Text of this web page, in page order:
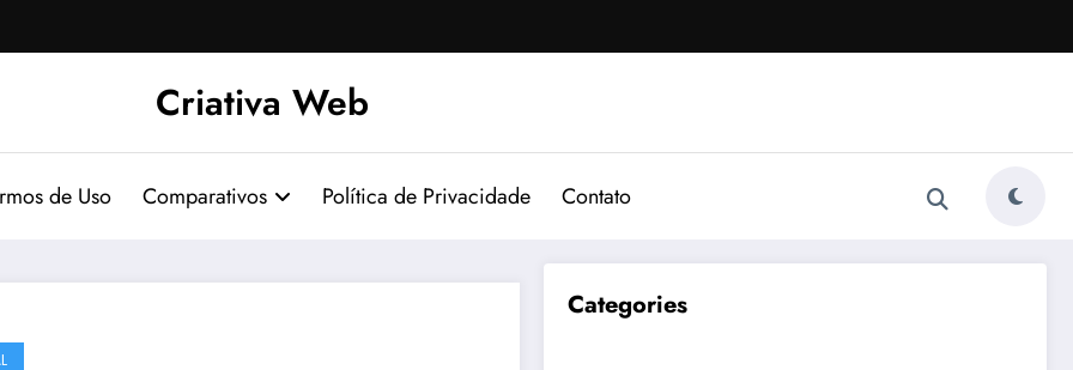
Criativa Web
de Uso Comparativos Política de Privacidade Contato
Categories